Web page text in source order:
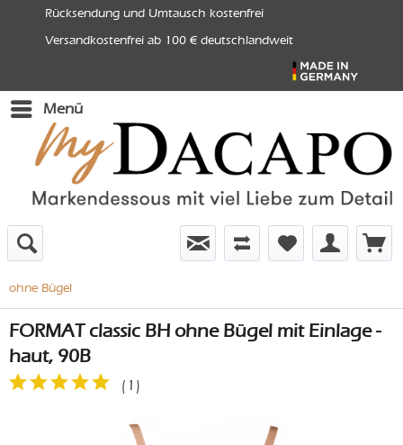
Rücksendung und Umtausch kostenfrei
Versandkostenfrei ab 100 € deutschlandweit
Menü
ohne Bügel
FORMAT classic BH ohne Bügel mit Einlage -
haut, 90B
( 1 )